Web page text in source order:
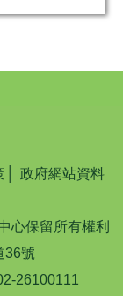
政府網站資料
心保留所有權利
36號
26100111